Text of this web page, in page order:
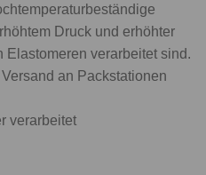
Druck und erhöhter
Elastomeren verarbeitet sind.
an Packstationen
verarbeitet